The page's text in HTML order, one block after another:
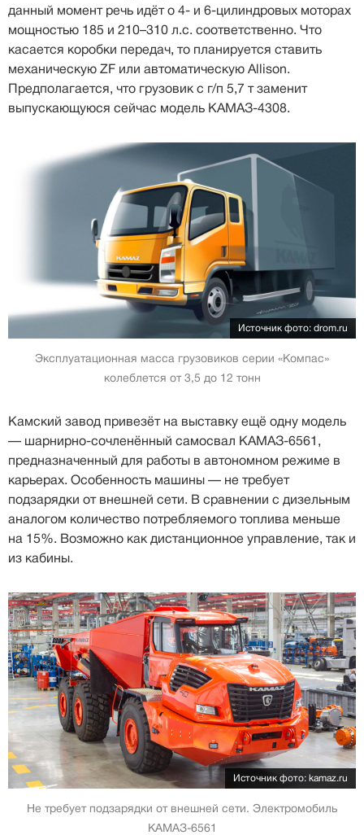
данный момент речь идёт о 4- и 6-цилиндровых моторах
мощностью 185 и 210–310 л.с. соответственно. Что
касается коробки передач, то планируется ставить
механическую ZF или автоматическую Allison.
Предполагается, что грузовик с г/п 5,7 т заменит
выпускающуюся сейчас модель КАМАЗ-4308.
Источник фото: drom.ru
Эксплуатационная масса грузовиков серии «Компас»
колеблется от 3,5 до 12 тонн
Камский завод привезёт на выставку ещё одну модель
— шарнирно-сочленённый самосвал КАМАЗ-6561,
предназначенный для работы в автономном режиме в
карьерах. Особенность машины — не требует
подзарядки от внешней сети. В сравнении с дизельным
аналогом количество потребляемого топлива меньше
на 15%. Возможно как дистанционное управление, так и
из кабины.
Источник фото: kamaz.ru
Не требует подзарядки от внешней сети. Электромобиль
КАМАЗ-6561